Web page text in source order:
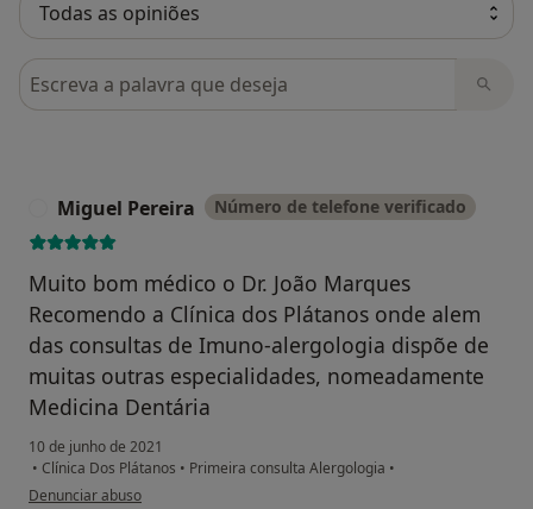
Pesquisar em opiniões
Miguel Pereira Número de telefone verificado
Muito bom médico o Dr. João Marques
Recomendo a Clínica dos Plátanos onde alem
das consultas de Imuno-alergologia dispõe de
muitas outras especialidades, nomeadamente
Medicina Dentária
10 de junho de 2021
• Clínica Dos Plátanos • Primeira consulta Alergologia •
na opinião do utilizador Miguel Pereira
Denunciar abuso